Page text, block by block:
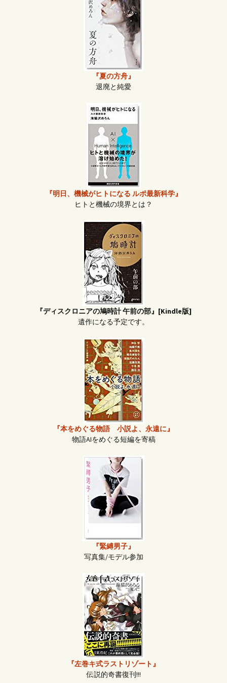
『夏の方舟』
退廃と純愛
『明日、機械がヒトになる ルポ最新科学』
ヒトと機械の境界とは？
『ディスクロニアの鳩時計 午前の部』[Kindle版]
遺作になる予定です。
『本をめぐる物語 小説よ、永遠に』
物語AIをめぐる短編を寄稿
『緊縛男子』
写真集/モデル参加
『左巻キ式ラストリゾート』
伝説的奇書復刊!!!